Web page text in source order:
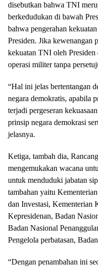
disebutkan bahwa TNI
berkedudukan di bawah
bahwa pengerahan
Presiden. Jika kewenangan
kekuatan TNI oleh
operasi militer tanpa
“Hal ini jelas bertentangan
negara demokratis, apabila
terjadi pergeseran
prinsip negara demokrasi
jelasnya.
Ketiga, tambah dia,
mengemukakan wacana
untuk menduduki jabatan
tambahan yaitu
dan Investasi, Kementerian
Kepresidenan, Badan
Badan Nasional
Pengelola perbatasan,
“Dengan penambahan ini